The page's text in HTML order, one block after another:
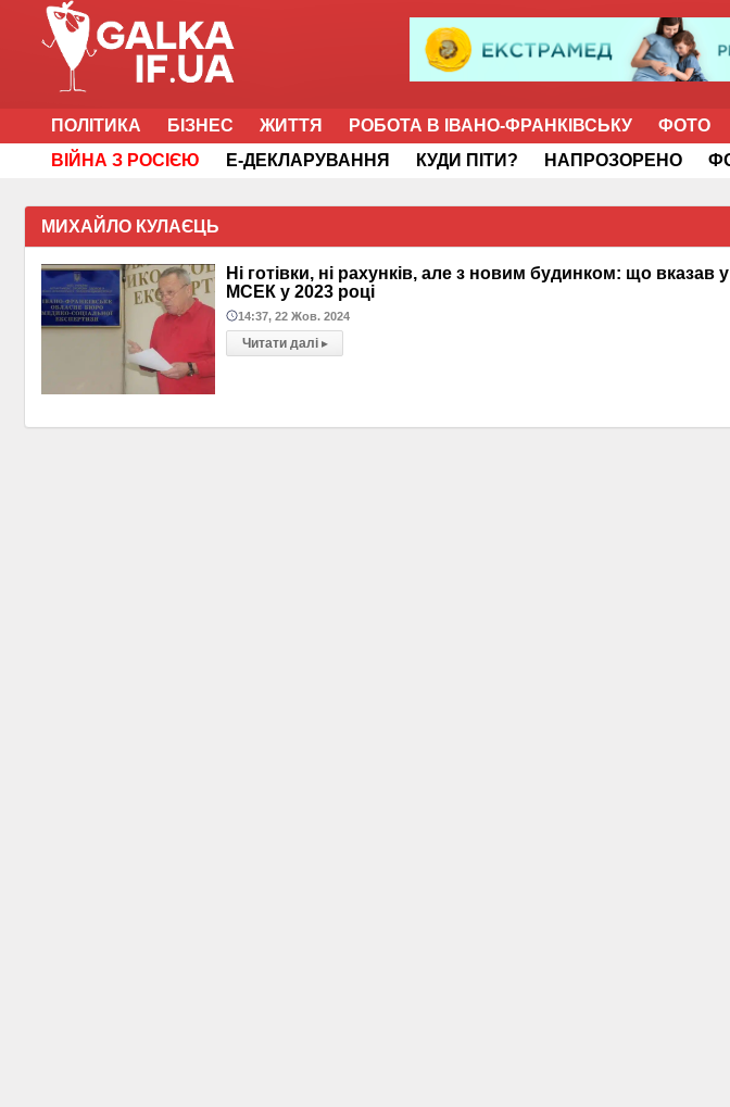
ПОЛІТИКА БІЗНЕС ЖИТТЯ РОБОТА В ІВАНО-ФРАНКІВСЬКУ ФОТО
ВІЙНА З РОСІЄЮ
Е-ДЕКЛАРУВАННЯ КУДИ ПІТИ? НАПРОЗОРЕНО
МИХАЙЛО КУЛАЄЦЬ
Ні готівки, ні рахунків, але з новим будинком: що вказав
МСЕК у 2023 році
14:37, 22 Жов. 2024
Читати далі ▸